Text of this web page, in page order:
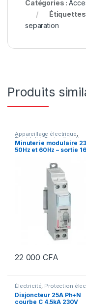
Catégories :
separation
Produits
Appareillage électrique,
Électricité Protection
Minuterie modulaire
50Hz et 60Hz – sortie
22 000CFA
Électricité, Protection
Disjoncteur 25A Ph+N
courbe C 4.5kA 230V